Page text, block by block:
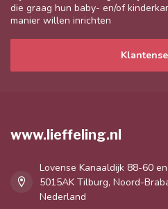
die graag hun baby- en/of
manier willen inrichten
www.lieffeling.nl
Lovense Kanaaldijk 88-60
5015AK Tilburg, Noord-
Nederland